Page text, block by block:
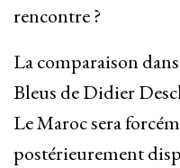
rencontre ?
La comparaison
Bleus de Didier
Le Maroc sera
postérieurement